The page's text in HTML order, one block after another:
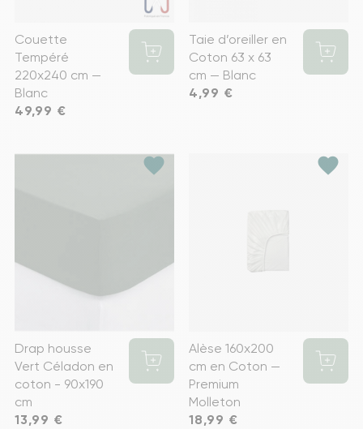
Couette
Tempéré
220x240 cm —
Blanc
Prix
49,99 €
Taie d’oreiller en
Coton 63 x 63
cm — Blanc
Prix
4,99 €
favorite
Drap housse
Vert Céladon en
coton - 90x190
cm
Prix
13,99 €
favorite
Alèse 160x200
cm en Coton —
Premium
Molleton
Prix
18,99 €